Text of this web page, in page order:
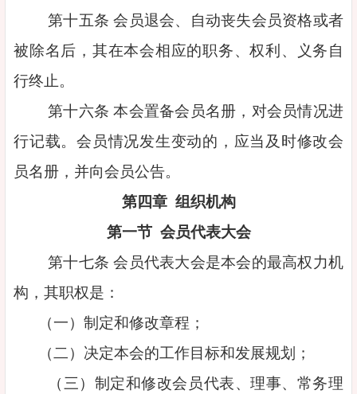
第十五条 会员退会、自动丧失会员资格或者
被除名后，其在本会相应的职务、权利、义务自
行终止。
第十六条 本会置备会员名册，对会员情况进
行记载。会员情况发生变动的，应当及时修改会
员名册，并向会员公告。
第四章 组织机构
第一节 会员代表大会
第十七条 会员代表大会是本会的最高权力机
构，其职权是：
（一）制定和修改章程；
（二）决定本会的工作目标和发展规划；
（三）制定和修改会员代表、理事、常务理